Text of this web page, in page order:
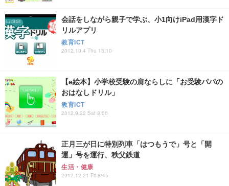
会話をしながら親子で学ぶ、小1向けiPad用漢字ド
リルアプリ
教育ICT
2012.10.4 Thu 13:10
【e絵本】小学校受験の肩ならしに「お受験パパの
おはなしドリル」
教育ICT
2012.9.22 Sat 8:00
正月三が日に特別列車「はつもうで」号と「開
運」号を運行、秩父鉄道
生活・健康
2012.12.21 Fri 8:45